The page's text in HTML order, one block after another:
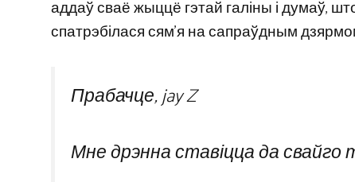
аддаў сваё жыццё гэтай галіны і думаў,
спатрэбілася сям’я на сапраўдным
Прабачце, jay Z
Мне дрэнна ставіцца да свайго